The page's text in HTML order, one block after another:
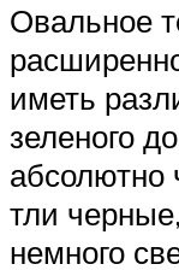
Овальное
иметь
зеленого
абсолютно
тли
немного